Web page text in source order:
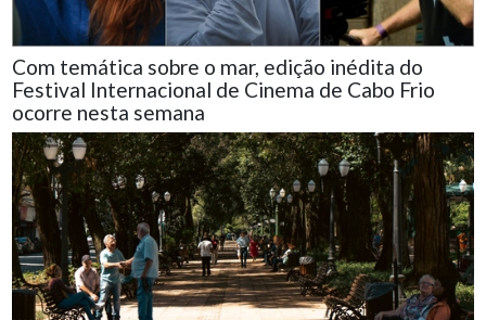
Com temática sobre o mar, edição inédita do
Festival Internacional de Cinema de Cabo Frio
ocorre nesta semana